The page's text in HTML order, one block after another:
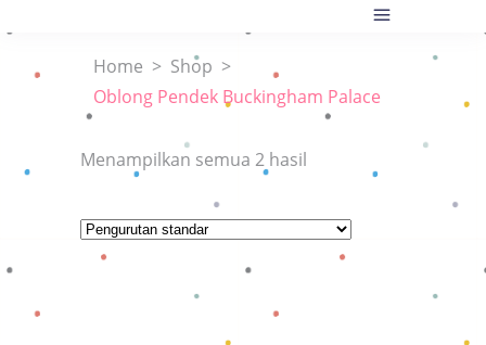
Home > Shop >
Oblong Pendek Buckingham Palace
Menampilkan semua 2 hasil